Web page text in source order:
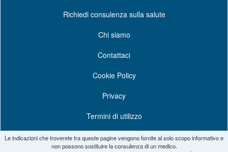
Richiedi consulenza sulla salute
Chi siamo
Contattaci
Cookie Policy
Privacy
Termini di utilizzo
Le indicazioni che troverete tra queste pagine vengono fornite al solo scopo informativo e
non possono sostituire la consulenza di un medico.